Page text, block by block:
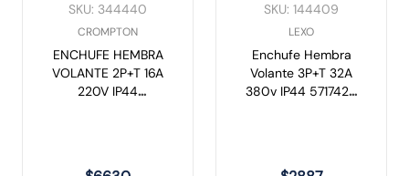
SKU: 344440
CROMPTON
ENCHUFE HEMBRA
VOLANTE 2P+T 16A
220V IP44
SKU: 144409
LEXO
Enchufe Hembra
Volante 3P+T 32A
380v IP44 5717420